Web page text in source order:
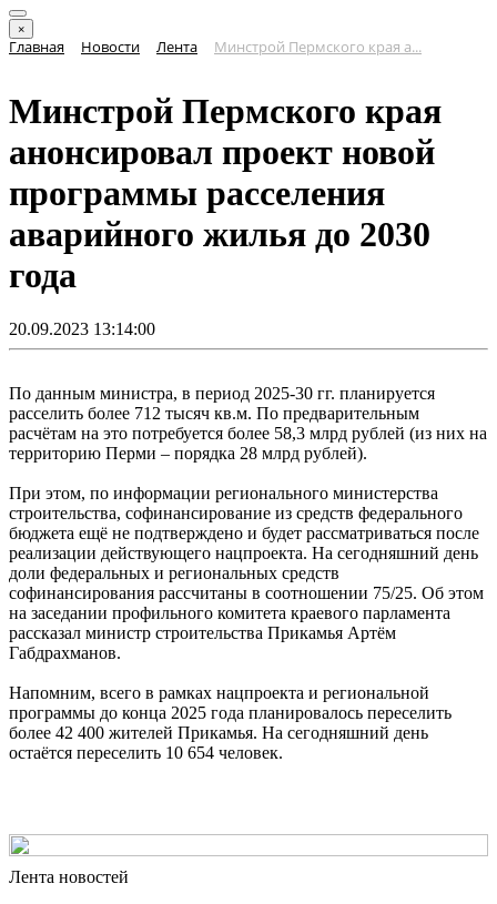
×
Главная Новости Лента Минстрой Пермского края а...
Минстрой Пермского края
анонсировал проект новой
программы расселения
аварийного жилья до 2030
года
20.09.2023 13:14:00
По данным министра, в период 2025-30 гг. планируется
расселить более 712 тысяч кв.м. По предварительным
расчётам на это потребуется более 58,3 млрд рублей (из них на
территорию Перми – порядка 28 млрд рублей).
При этом, по информации регионального министерства
строительства, софинансирование из средств федерального
бюджета ещё не подтверждено и будет рассматриваться после
реализации действующего нацпроекта. На сегодняшний день
доли федеральных и региональных средств
софинансирования рассчитаны в соотношении 75/25. Об этом
на заседании профильного комитета краевого парламента
рассказал министр строительства Прикамья Артём
Габдрахманов.
Напомним, всего в рамках нацпроекта и региональной
программы до конца 2025 года планировалось переселить
более 42 400 жителей Прикамья. На сегодняшний день
остаётся переселить 10 654 человек.
Лента новостей